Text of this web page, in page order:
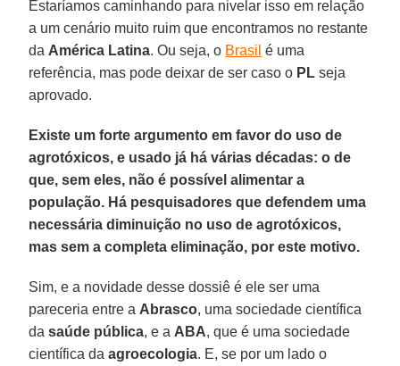
Estaríamos caminhando para nivelar isso em relação
a um cenário muito ruim que encontramos no restante
da América Latina. Ou seja, o Brasil é uma
referência, mas pode deixar de ser caso o PL seja
aprovado.
Existe um forte argumento em favor do uso de
agrotóxicos, e usado já há várias décadas: o de
que, sem eles, não é possível alimentar a
população. Há pesquisadores que defendem uma
necessária diminuição no uso de agrotóxicos,
mas sem a completa eliminação, por este motivo.
Sim, e a novidade desse dossiê é ele ser uma
pareceria entre a Abrasco, uma sociedade científica
dasaúde pública, e a ABA, que é uma sociedade
científica daagroecologia. E, se por um lado o